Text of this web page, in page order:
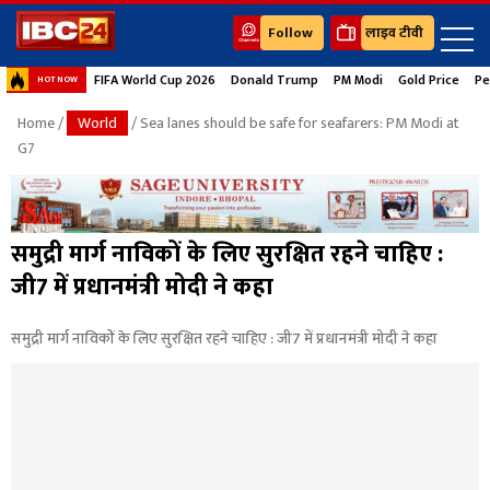
Follow लाइव टीवी
HOT NOW FIFA World Cup 2026 Donald Trump PM Modi Gold Price
Home/ World
/ Sea lanes should be safe for seafarers: PM Modi at
G7
समुद्री मार्ग नाविकों के लिए सुरक्षित रहने चाहिए :
जी7 में प्रधानमंत्री मोदी ने कहा
समुद्री मार्ग नाविकों के लिए सुरक्षित रहने चाहिए : जी7 में प्रधानमंत्री मोदी ने कहा